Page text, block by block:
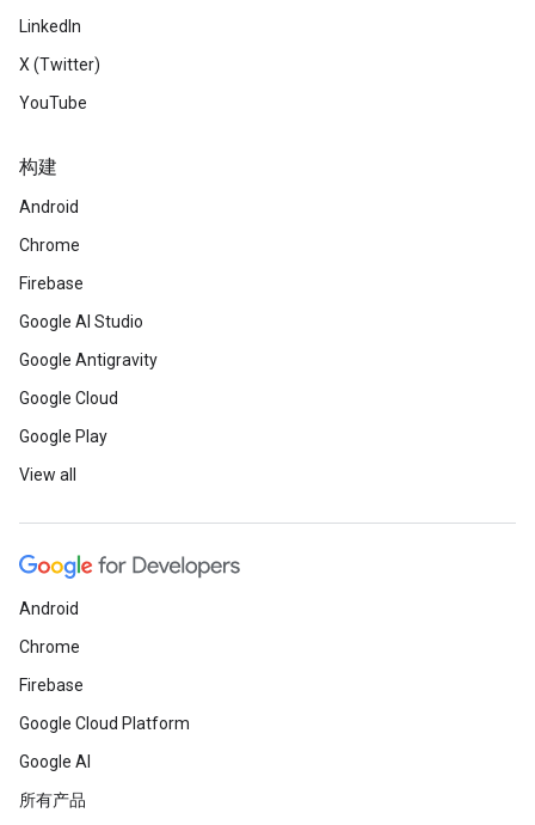
LinkedIn
X (Twitter)
YouTube
构建
Android
Chrome
Firebase
Google AI Studio
Google Antigravity
Google Cloud
Google Play
View all
Android
Chrome
Firebase
Google Cloud Platform
Google AI
所有产品